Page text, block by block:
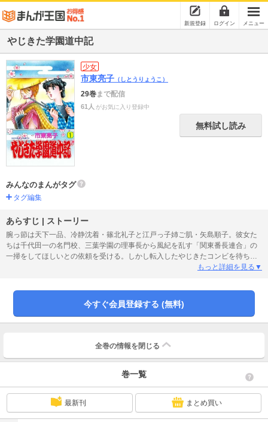
新規登録 ログイン メニュー
やじきた学園道中記
少女
市東亮子 （しとうりょうこ）
29巻まで配信
61人 がお気に入り登録中
無料試し読み
みんなのまんがタグ
タグ編集
あらすじ | ストーリー
腕っ節は天下一品、冷静沈着・篠北礼子と江戸っ子姉ご肌・矢島順子。彼女た
ちは千代田一の名門校、三葉学園の理事長から風紀を乱す「関東番長連合」の
一掃をしてほしいとの依頼を受ける。しかし転入したやじきたコンビを待ち受
けていたのは番長連合だけでなく、裏に潜む謎の影だった…。総長の徳也雪
もっと詳細を見る▼
今すぐ会員登録する (無料)
全巻の情報を 閉じる
巻一覧
最新刊 まとめ買い